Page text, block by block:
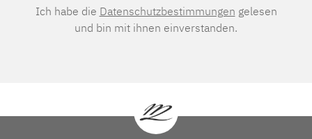
Ich habe die Datenschutzbestimmungen gelesen
und bin mit ihnen einverstanden.